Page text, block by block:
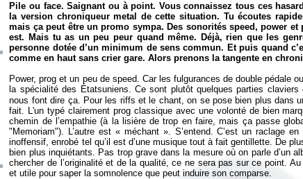
Pile ou face. Saignant ou à point. Vous connaissez tous ces
la version chroniqueur metal de cette situation. Tu écoutes
mais ça peut être un promo sympa. Des sonorités speed, power
est. Mais tu as un peu peur quand même. Déjà, rien que les
personne dotée d’un minimum de sens commun. Et puis quand
comme en haut sans crier gare. Alors prenons la tangente en
Power, prog et un peu de speed. Car les fulgurances de double pédale
la spécialité des Étatsuniens. Ce sont plutôt quelques parties claviers
nous font dire ça. Pour les riffs et le chant, on se pose bien plus dans
fait. L'un typé clairement prog classique avec une volonté de bien
chemin de l’empathie (à la lisière de trop en faire, mais ça passe
"Memoriam"). L’autre est « méchant ». S’entend. C’est un raclage
inoffensif, enrobé tel qu’il est d’une musique tout à fait gentillette. De
bien plus inquiétants. Pas trop grave dans la mesure où on parle d’un
chercher de l’originalité et de la qualité, ce ne sera pas sur ce point.
et utile pour saper la somnolence que peut induire son comparse.